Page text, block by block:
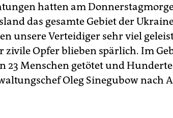
hatten am
das gesamte Gebiet der
unsere Verteidiger sehr viel
zivile Opfer blieben spärlich. Im
23 Menschen getötet und
Oleg Sinegubow nach